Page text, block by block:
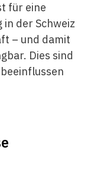
für eine
der Schweiz
– und damit
Dies sind